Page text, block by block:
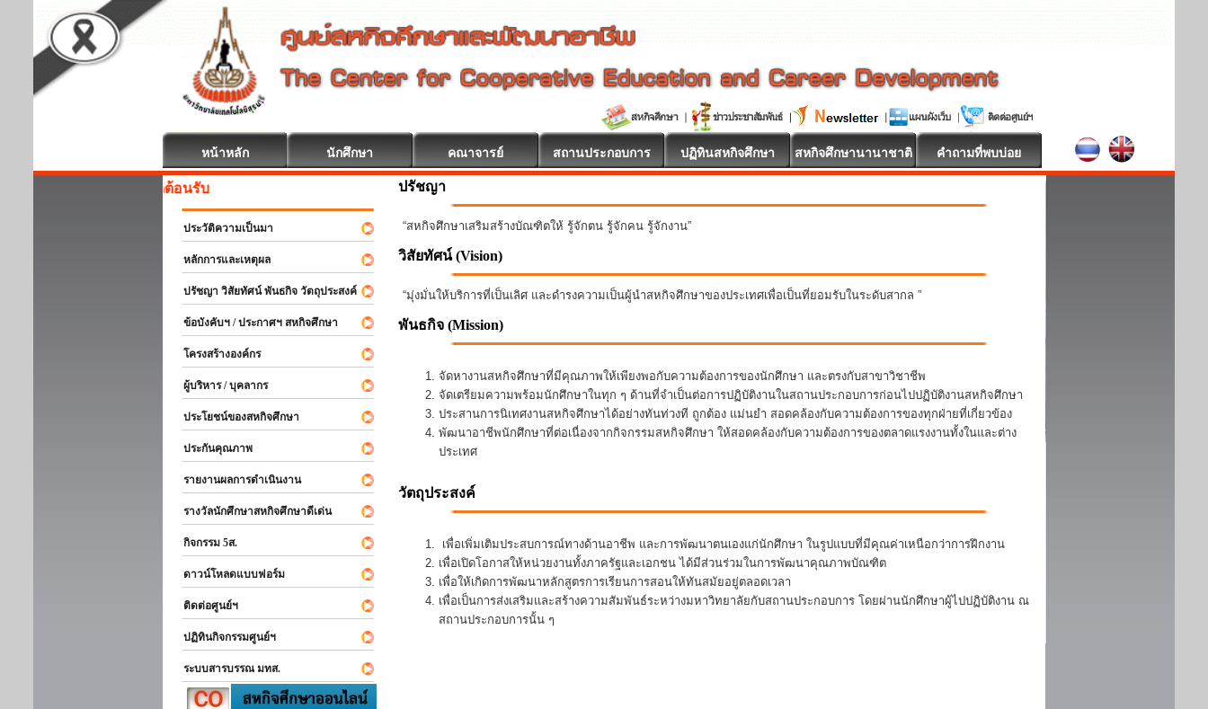
หน้าหลัก นักศึกษา คณาจารย์ สถานประกอบการ ปฏิทินสหกิจศึกษา สหกิจศึกษานานาชาติ คำถามที่พบบ่อย
สหกิจศึกษา ยินดีต้อนรับ
ประวัติความเป็นมา
หลักการและเหตุผล
ปรัชญา วิสัยทัศน์ พันธกิจ วัตถุประสงค์
ข้อบังคับฯ / ประกาศฯ สหกิจศึกษา
โครงสร้างองค์กร
ผู้บริหาร / บุคลากร
ประโยชน์ของสหกิจศึกษา
ประกันคุณภาพ
รายงานผลการดำเนินงาน
รางวัลนักศึกษาสหกิจศึกษาดีเด่น
กิจกรรม 5ส.
ดาวน์โหลดแบบฟอร์ม
ติดต่อศูนย์ฯ
ปฏิทินกิจกรรมศูนย์ฯ
ระบบสารบรรณ มทส.
ปรัชญา
“สหกิจศึกษาเสริมสร้างบัณฑิตให้ รู้จักตน รู้จักคน รู้จักงาน”
วิสัยทัศน์ (Vision)
“มุ่งมั่นให้บริการที่เป็นเลิศ และดำรงความเป็นผู้นำสหกิจศึกษาของประเทศเพื่อเป็นที่ยอมรับในระดับสากล ”
พันธกิจ (Mission)
จัดหางานสหกิจศึกษาที่มีคุณภาพให้เพียงพอกับความต้องการของนักศึกษา และตรงกับสาขาวิชาชีพ
จัดเตรียมความพร้อมนักศึกษาในทุก ๆ ด้านที่จำเป็นต่อการปฏิบัติงานในสถานประกอบการก่อนไปปฏิบัติงานสหกิจศึกษา
ประสานการนิเทศงานสหกิจศึกษาได้อย่างทันท่วงที ถูกต้อง แม่นยำ สอดคล้องกับความต้องการของทุกฝ่ายที่เกี่ยวข้อง
พัฒนาอาชีพนักศึกษาที่ต่อเนื่องจากกิจกรรมสหกิจศึกษา ให้สอดคล้องกับความต้องการของตลาดแรงงานทั้งในและต่าง
ประเทศ
วัตถุประสงค์
เพื่อเพิ่มเติมประสบการณ์ทางด้านอาชีพ และการพัฒนาตนเองแก่นักศึกษา ในรูปแบบที่มีคุณค่าเหนือกว่าการฝึกงาน
เพื่อเปิดโอกาสให้หน่วยงานทั้งภาครัฐและเอกชน ได้มีส่วนร่วมในการพัฒนาคุณภาพบัณฑิต
เพื่อให้เกิดการพัฒนาหลักสูตรการเรียนการสอนให้ทันสมัยอยู่ตลอดเวลา
เพื่อเป็นการส่งเสริมและสร้างความสัมพันธ์ระหว่างมหาวิทยาลัยกับสถานประกอบการ โดยผ่านนักศึกษาผู้ไปปฏิบัติงาน ณ
สถานประกอบการนั้น ๆ